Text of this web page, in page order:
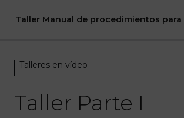
Taller Manual de procedimientos
Comenzando
Talleres en vídeo
Talleres en vídeo
Taller Parte I